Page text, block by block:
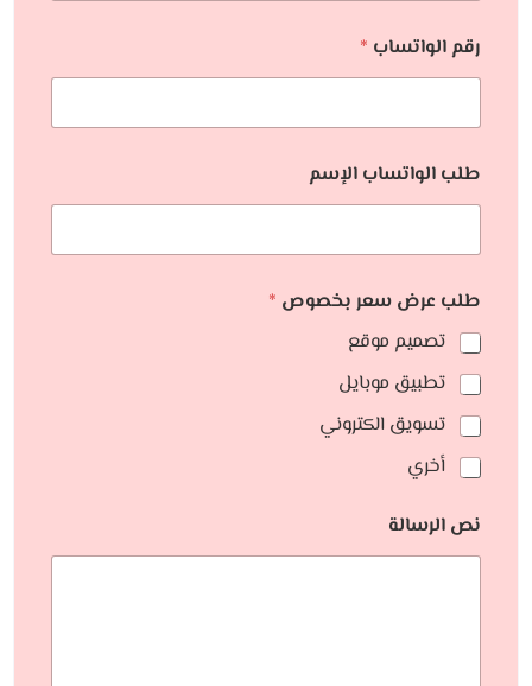
رقم الواتساب *
طلب الواتساب الإسم
طلب عرض سعر بخصوص *
تصميم موقع
تطبيق موبايل
تسويق الكتروني
أخري
نص الرسالة